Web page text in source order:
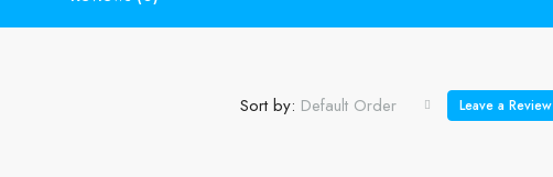
Sort by: Default Order Leave a Review